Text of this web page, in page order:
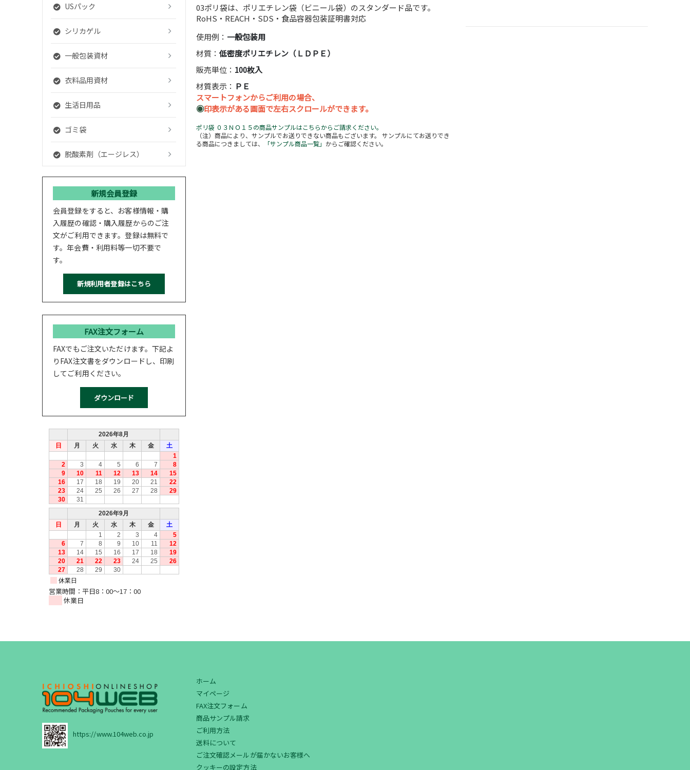
03ポリ袋は、ポリエチレン袋（ビニール袋）のスタンダード品です。
RoHS・REACH・SDS・食品容器包装証明書対応
使用例： 一般包装用
材質：低密度ポリエチレン（ＬＤＰＥ）
販売単位： 100枚入
材質表示： ＰＥ
スマートフォンからご利用の場合、
◉印表示がある画面で左右スクロールができます。
ポリ袋 ０３ＮＯ１５の商品サンプルはこちらからご請求ください。
（注）商品により、サンプルでお送りできない商品もございます。 サンプルにてお送りでき
る商品につきましては、
「サンプル商品一覧」 からご確認ください。
USパック
シリカゲル
一般包装資材
衣料品用資材
生活日用品
ゴミ袋
脱酸素剤（エージレス）
新規会員登録
会員登録をすると、お客様情報・購
入履歴の確認・購入履歴からのご注
文がご利用できます。登録は無料で
す。年会費・利用料等一切不要で
す。
FAX注文フォーム
FAXでもご注文いただけます。下記よ
りFAX注文書をダウンロードし、印刷
してご利用ください。
営業時間：平日8：00～17：00
休業日
https://www.104web.co.jp
ホーム
マイページ
FAX注文フォーム
商品サンプル請求
ご利用方法
送料について
ご注文確認メールが届かないお客様へ
クッキーの設定方法